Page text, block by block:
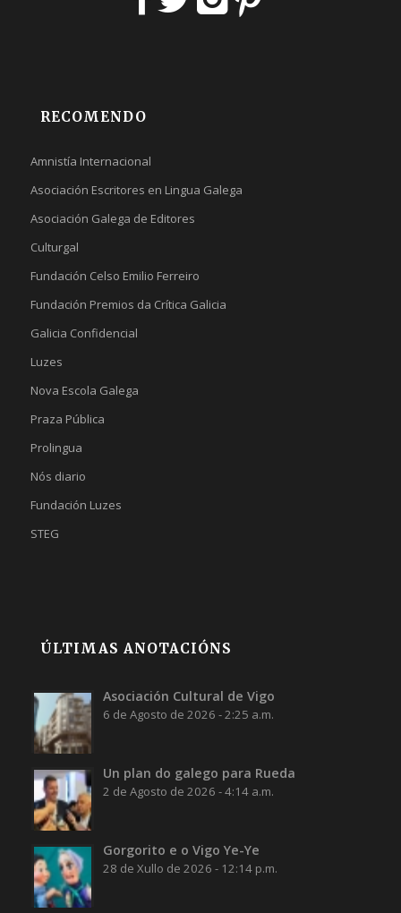
RECOMENDO
Amnistía Internacional
Asociación Escritores en Lingua Galega
Asociación Galega de Editores
Culturgal
Fundación Celso Emilio Ferreiro
Fundación Premios da Crítica Galicia
Galicia Confidencial
Luzes
Nova Escola Galega
Praza Pública
Prolingua
Nós diario
Fundación Luzes
STEG
ÚLTIMAS ANOTACIÓNS
Asociación Cultural de Vigo
6 de Agosto de 2026 - 2:25 a.m.
Un plan do galego para Rueda
2 de Agosto de 2026 - 4:14 a.m.
Gorgorito e o Vigo Ye-Ye
28 de Xullo de 2026 - 12:14 p.m.